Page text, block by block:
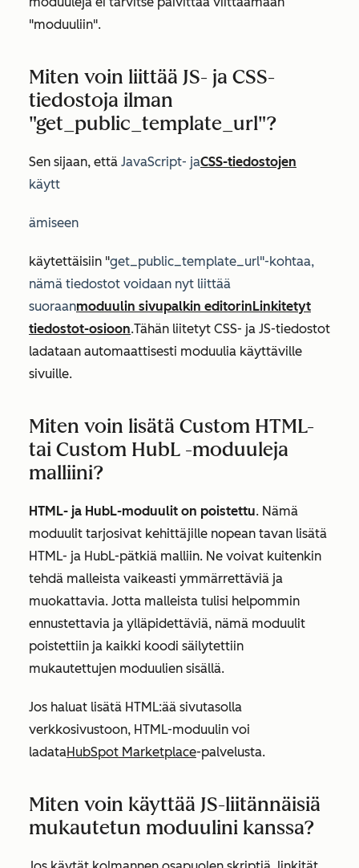
"moduuliin".
Miten voin liittää JS- ja CSS-
tiedostoja ilman
"get_public_template_url"?
Sen sijaan, että JavaScript- jaCSS-tiedostojen
käytt
ämiseen
käytettäisiin "get_public_template_url"-kohtaa,
nämä tiedostot voidaan nyt liittää
suoraanmoduulin sivupalkin editorinLinkitetyt
tiedostot-osioon.Tähän liitetyt CSS- ja JS-tiedostot
ladataan automaattisesti moduulia käyttäville
sivuille.
Miten voin lisätä Custom HTML-
tai Custom HubL -moduuleja
malliini?
HTML- ja HubL-moduulit on poistettu. Nämä
moduulit tarjosivat kehittäjille nopean tavan lisätä
HTML- ja HubL-pätkiä malliin. Ne voivat kuitenkin
tehdä malleista vaikeasti ymmärrettäviä ja
muokattavia. Jotta malleista tulisi helpommin
ennustettavia ja ylläpidettäviä, nämä moduulit
poistettiin ja kaikki koodi säilytettiin
mukautettujen moduulien sisällä.
Jos haluat lisätä HTML:ää sivutasolla
verkkosivustoon, HTML-moduulin voi
ladataHubSpot Marketplace-palvelusta.
Miten voin käyttää JS-liitännäisiä
mukautetun moduulini kanssa?